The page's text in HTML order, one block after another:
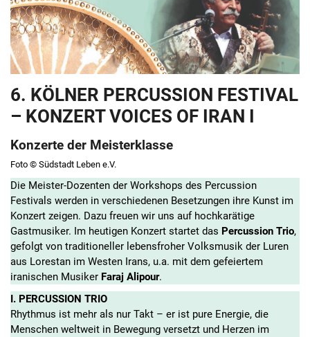
6. KÖLNER PERCUSSION FESTIVAL
– KONZERT VOICES OF IRAN I
Konzerte der Meisterklasse
Foto © Südstadt Leben e.V.
Die Meister-Dozenten der Workshops des Percussion
Festivals werden in verschiedenen Besetzungen ihre Kunst im
Konzert zeigen. Dazu freuen wir uns auf hochkarätige
Gastmusiker. Im heutigen Konzert startet das Percussion Trio,
gefolgt von traditioneller lebensfroher Volksmusik der Luren
aus Lorestan im Westen Irans, u.a. mit dem gefeiertem
iranischen Musiker Faraj Alipour.
I. PERCUSSION TRIO
Rhythmus ist mehr als nur Takt – er ist pure Energie, die
Menschen weltweit in Bewegung versetzt und Herzen im